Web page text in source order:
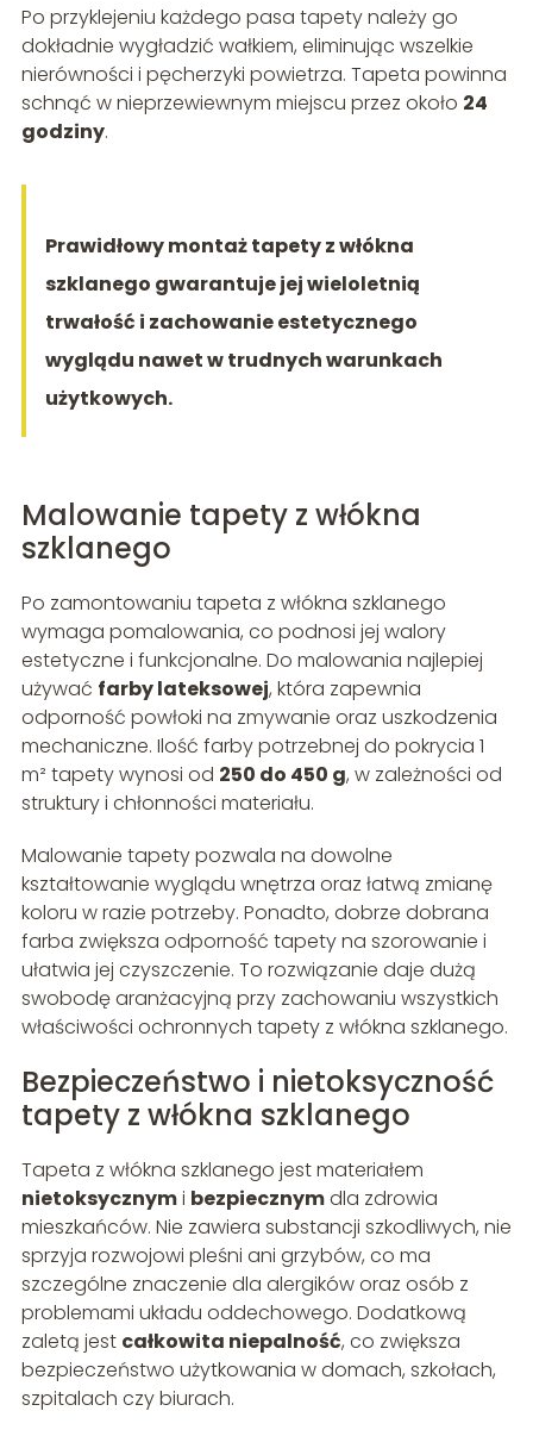
Po przyklejeniu każdego pasa tapety należy go
dokładnie wygładzić wałkiem, eliminując wszelkie
nierówności i pęcherzyki powietrza. Tapeta powinna
schnąć w nieprzewiewnym miejscu przez około 24
godziny.
Prawidłowy montaż tapety z włókna
szklanego gwarantuje jej wieloletnią
trwałość i zachowanie estetycznego
wyglądu nawet w trudnych warunkach
użytkowych.
Malowanie tapety z włókna
szklanego
Po zamontowaniu tapeta z włókna szklanego
wymaga pomalowania, co podnosi jej walory
estetyczne i funkcjonalne. Do malowania najlepiej
używać farby lateksowej, która zapewnia
odporność powłoki na zmywanie oraz uszkodzenia
mechaniczne. Ilość farby potrzebnej do pokrycia 1
m² tapety wynosi od 250 do 450 g, w zależności od
struktury i chłonności materiału.
Malowanie tapety pozwala na dowolne
kształtowanie wyglądu wnętrza oraz łatwą zmianę
koloru w razie potrzeby. Ponadto, dobrze dobrana
farba zwiększa odporność tapety na szorowanie i
ułatwia jej czyszczenie. To rozwiązanie daje dużą
swobodę aranżacyjną przy zachowaniu wszystkich
właściwości ochronnych tapety z włókna szklanego.
Bezpieczeństwo i nietoksyczność
tapety z włókna szklanego
Tapeta z włókna szklanego jest materiałem
nietoksycznymi bezpiecznymdla zdrowia
mieszkańców. Nie zawiera substancji szkodliwych, nie
sprzyja rozwojowi pleśni ani grzybów, co ma
szczególne znaczenie dla alergików oraz osób z
problemami układu oddechowego. Dodatkową
zaletą jest całkowita niepalność, co zwiększa
bezpieczeństwo użytkowania w domach, szkołach,
szpitalach czy biurach.